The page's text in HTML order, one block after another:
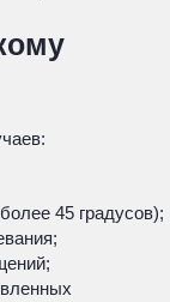
45 градусов);